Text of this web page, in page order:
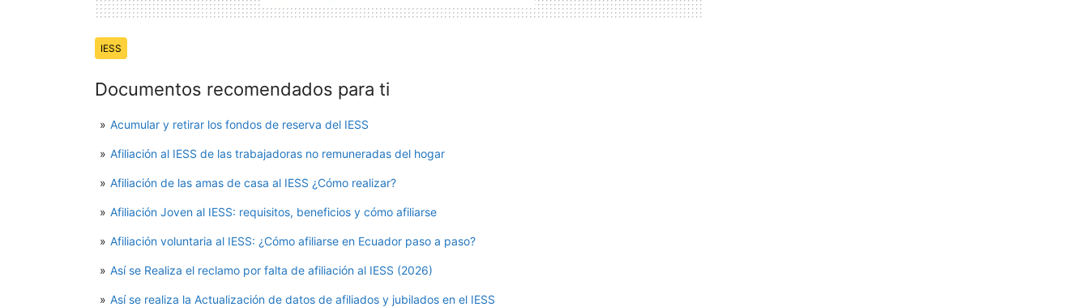
Temas:
IESS
Documentos recomendados para ti
Acumular y retirar los fondos de reserva del IESS
Afiliación al IESS de las trabajadoras no remuneradas del hogar
Afiliación de las amas de casa al IESS ¿Cómo realizar?
Afiliación Joven al IESS: requisitos, beneficios y cómo afiliarse
Afiliación voluntaria al IESS: ¿Cómo afiliarse en Ecuador paso a paso?
Así se Realiza el reclamo por falta de afiliación al IESS (2026)
Así se realiza la Actualización de datos de afiliados y jubilados en el IESS